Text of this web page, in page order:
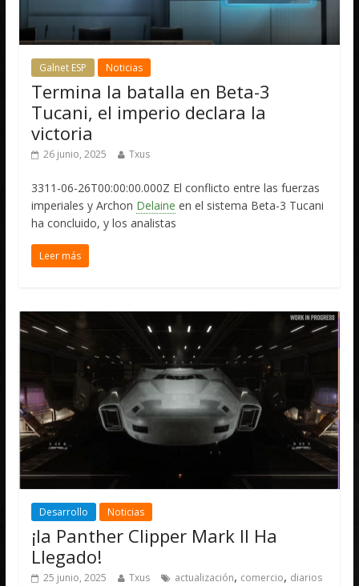
Galnet ESP Noticias
Termina la batalla en Beta-3
Tucani, el imperio declara la
victoria
26 junio, 2025 Txus
3311-06-26T00:00:00.000Z El conflicto entre las fuerzas
imperiales y Archon Delaine en el sistema Beta-3 Tucani
ha concluido, y los analistas
Leer más
Desarrollo Noticias
¡la Panther Clipper Mark II Ha
Llegado!
25 junio, 2025 Txus actualización, comercio, diarios